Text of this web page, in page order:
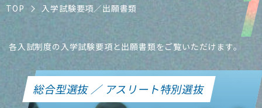
TOP 入学試験要項／出願書類
各入試制度の入学試験要項と出願書類をご覧いただけます。
総合型選抜 ／ アスリート特別選抜